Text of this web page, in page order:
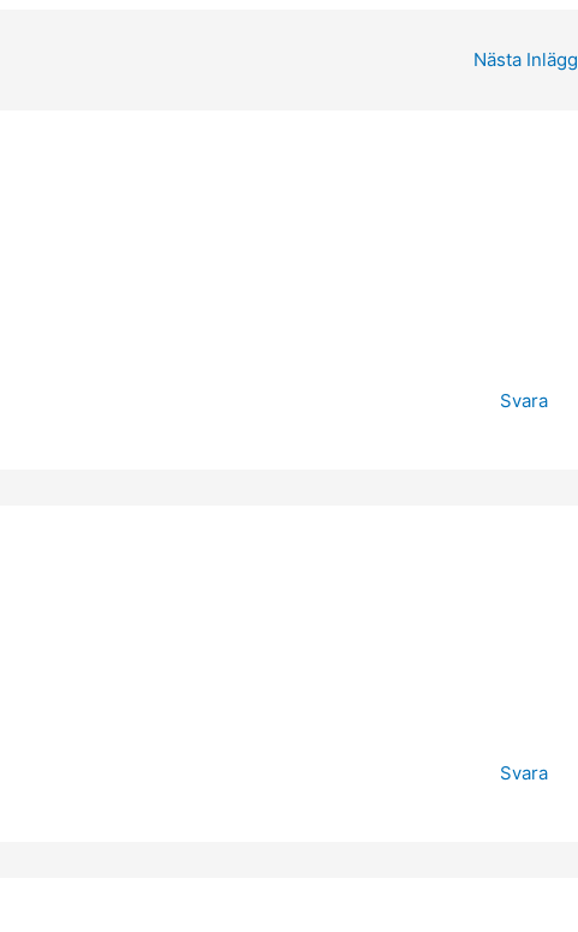
Nästa Inlägg
Svara
Svara